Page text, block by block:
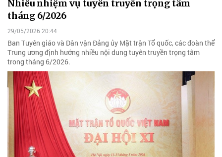
Nhiều nhiệm vụ tuyên truyền trọng tâm
tháng 6/2026
29/05/2026 20:44
Ban Tuyên giáo và Dân vận Đảng ủy Mặt trận Tổ quốc, các đoàn thể
Trung ương định hướng nhiều nội dung tuyên truyền trọng tâm
trong tháng 6/2026.